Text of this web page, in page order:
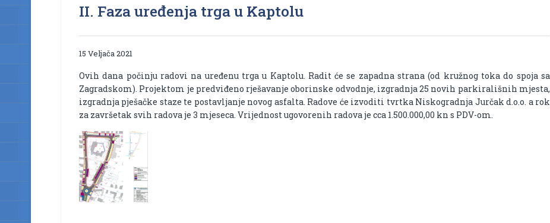
II. Faza uređenja trga u Kaptolu
15 Veljača 2021
Ovih dana počinju radovi na uređenu trga u Kaptolu. Radit će se zapadna strana (od kružnog toka do spoja sa
Zagradskom). Projektom je predviđeno rješavanje oborinske odvodnje, izgradnja 25 novih parkirališnih mjesta,
izgradnja pješačke staze te postavljanje novog asfalta. Radove će izvoditi tvrtka Niskogradnja Jurčak d.o.o. a rok
za završetak svih radova je 3 mjeseca. Vrijednost ugovorenih radova je cca 1.500.000,00 kn s PDV-om.